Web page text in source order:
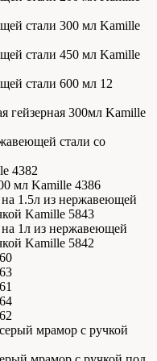
стали 300 мл Kamille
стали 450 мл Kamille
стали 600 мл 12
гейзерная 300мл Kamille
стали со
4382
мл Kamille 4386
1.5л из нержавеющей
Kamille 5843
1л из нержавеющей
Kamille 5842
мрамор с ручкой